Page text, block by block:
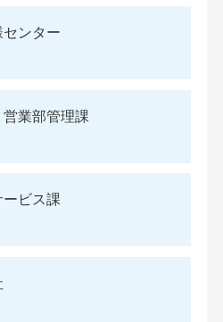
センター
営業部管理課
ビス課